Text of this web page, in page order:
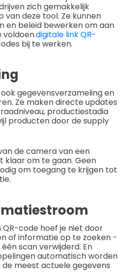
zich gemakkelijk
deze tool. Ze kunnen
en beleid bewerken om aan
voldoen.digitale link QR-
bij te werken.
ook gegevensverzameling en
Ze maken directe updates
productiestadia
producten door de supply
de camera van een
klaar om te gaan. Geen
om toegang te krijgen tot
QR-code hoef je niet door
of informatie op te zoeken -
scan verwijderd. En
automatisch worden
de meest actuele gegevens